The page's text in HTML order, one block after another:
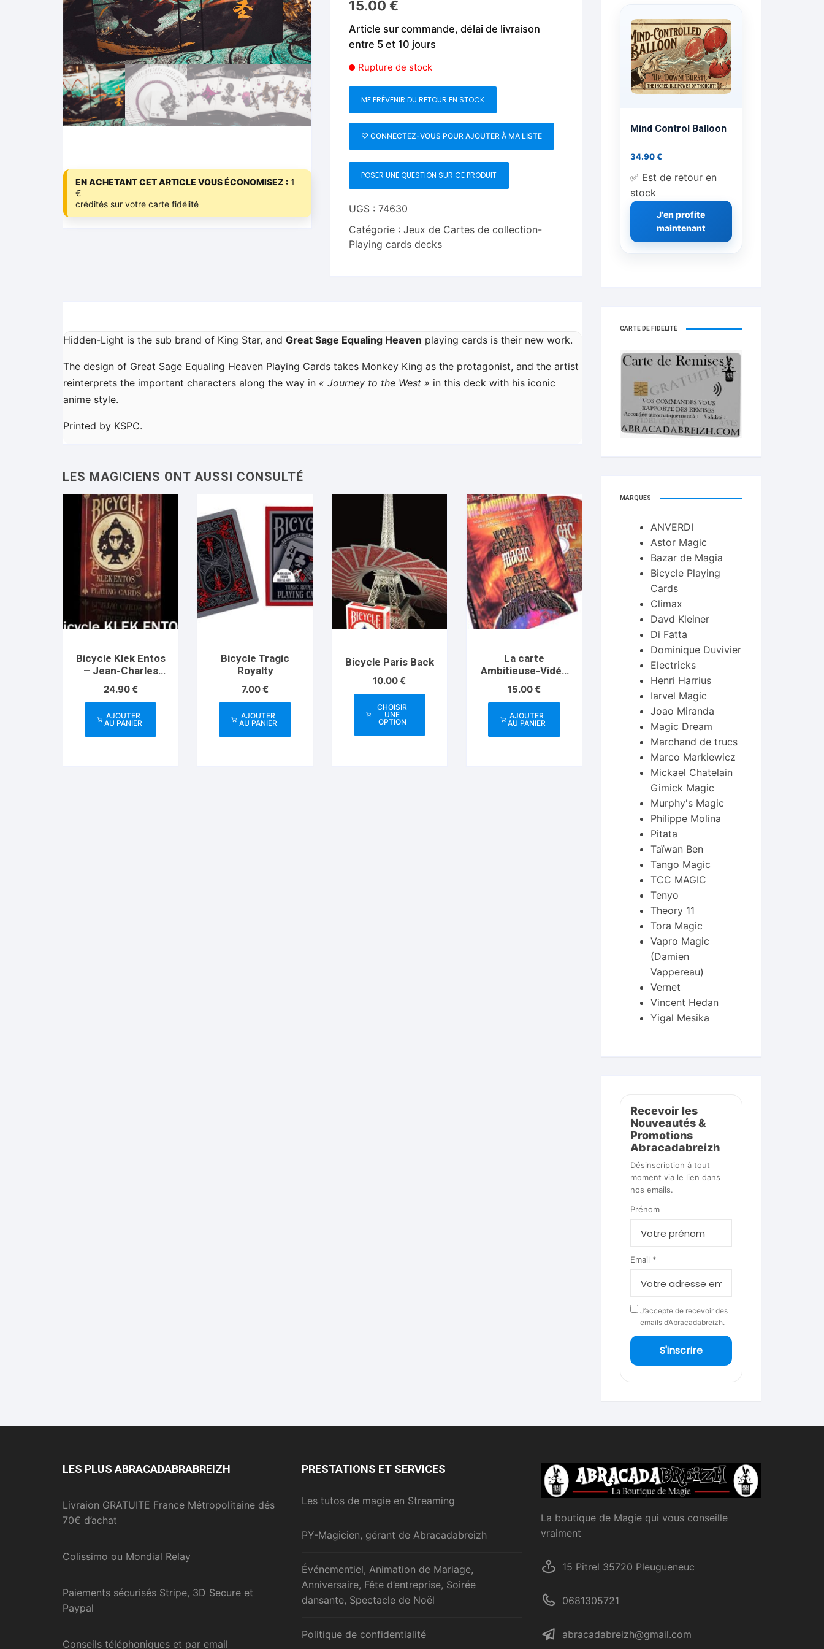
Foulards C.Up
Mentalisme close up
Pièces-Billets
Feu
La Magie pour les Enfants
Liquides
Mentalisme salon et scène
Livres sur la Magie
Livres en Anglais
EN ACHETANT CET ARTICLE VOUS ÉCONOMISEZ : 1
€
crédités sur votre carte fidélité
15.00€
Article sur commande, délai de livraison
entre 5 et 10 jours
Rupture de stock
ME PRÉVENIR DU RETOUR EN STOCK
♡ CONNECTEZ-VOUS POUR AJOUTER À MA LISTE
POSER UNE QUESTION SUR CE PRODUIT
UGS :74630
Catégorie :Jeux de Cartes de collection-
Playing cards decks
Hidden-Light is the sub brand of King Star, and Great Sage Equaling Heaven playing cards is their new work.
The design of Great Sage Equaling Heaven Playing Cards takes Monkey King as the protagonist, and the artist
reinterprets the important characters along the way in « Journey to the West » in this deck with his iconic
anime style.
Printed by KSPC.
Bicycle Klek Entos
– Jean-Charles
Briand
24.90€
AJOUTER
AU PANIER
Bicycle Tragic
Royalty
7.00€
AJOUTER
AU PANIER
Bicycle Paris Back
10.00€
CHOISIR
UNE
OPTION
Ce
La carte
Ambitieuse-Vidéo
téléchargeable
15.00€
AJOUTER
AU PANIER
Mind Control Balloon
34.90€
✅ Est de retour en
stock
J'en profite
maintenant
CARTE DE FIDELITÉ
MARQUES
ANVERDI
Astor Magic
Bazar de Magia
Bicycle Playing
Cards
Climax
Davd Kleiner
Di Fatta
Dominique Duvivier
Electricks
Henri Harrius
Iarvel Magic
Joao Miranda
Magic Dream
Marchand de trucs
Marco Markiewicz
Mickael Chatelain
Gimick Magic
Murphy's Magic
Philippe Molina
Pitata
Taïwan Ben
Tango Magic
TCC MAGIC
Tenyo
Theory 11
Tora Magic
Vapro Magic
(Damien
Vappereau)
Vernet
Vincent Hedan
Yigal Mesika
Recevoir les
Nouveautés &
Promotions
Abracadabreizh
Désinscription à tout
moment via le lien dans
nos emails.
Prénom
Email *
J’accepte de recevoir des
emails d’Abracadabreizh.
S'inscrire
LES PLUS ABRACADABRABREIZH
Livraion GRATUITE France Métropolitaine dés
70€ d’achat
Colissimo ou Mondial Relay
Paiements sécurisés Stripe, 3D Secure et
Paypal
Conseils téléphoniques et par email
PRESTATIONS ET SERVICES
Les tutos de magie en Streaming
PY-Magicien, gérant de Abracadabreizh
Événementiel, Animation de Mariage,
Anniversaire, Fête d’entreprise, Soirée
dansante, Spectacle de Noël
Politique de confidentialité
La boutique de Magie qui vous conseille
vraiment
15 Pitrel 35720 Pleugueneuc
0681305721
abracadabreizh@gmail.com